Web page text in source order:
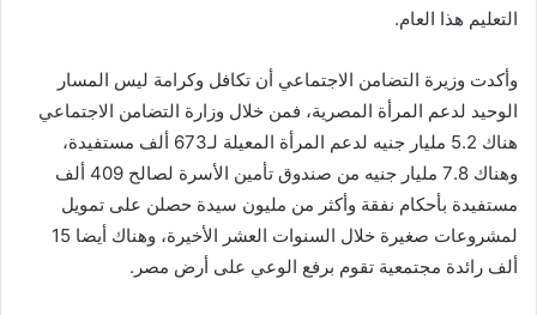
التعليم هذا العام.
وأكدت وزيرة التضامن الاجتماعي أن تكافل وكرامة ليس المسار
الوحيد لدعم المرأة المصرية، فمن خلال وزارة التضامن الاجتماعي
هناك 5.2 مليار جنيه لدعم المرأة المعيلة لـ673 ألف مستفيدة،
وهناك 7.8 مليار جنيه من صندوق تأمين الأسرة لصالح 409 ألف
مستفيدة بأحكام نفقة وأكثر من مليون سيدة حصلن على تمويل
لمشروعات صغيرة خلال السنوات العشر الأخيرة، وهناك أيضا 15
ألف رائدة مجتمعية تقوم برفع الوعي على أرض مصر.